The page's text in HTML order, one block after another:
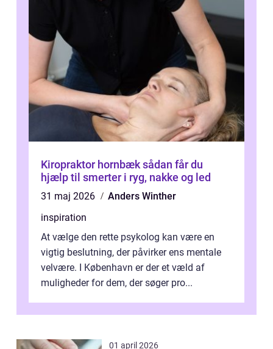
Kiropraktor hornbæk sådan får du
hjælp til smerter i ryg, nakke og led
31 maj 2026
Anders Winther
inspiration
At vælge den rette psykolog kan være en
vigtig beslutning, der påvirker ens mentale
velvære. I København er der et væld af
muligheder for dem, der søger pro...
01 april 2026